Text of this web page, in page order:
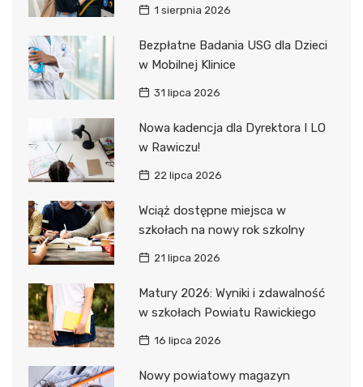
1 sierpnia 2026
Bezpłatne Badania USG dla Dzieci
w Mobilnej Klinice
31 lipca 2026
Nowa kadencja dla Dyrektora I LO
w Rawiczu!
22 lipca 2026
Wciąż dostępne miejsca w
szkołach na nowy rok szkolny
21 lipca 2026
Matury 2026: Wyniki i zdawalność
w szkołach Powiatu Rawickiego
16 lipca 2026
Nowy powiatowy magazyn